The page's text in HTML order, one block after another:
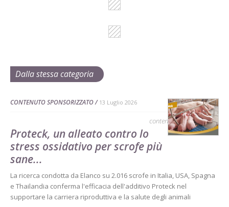
Dalla stessa categoria
CONTENUTO SPONSORIZZATO 13 Luglio 2026
contenuto sponsorizzato
Proteck, un alleato contro lo
stress ossidativo per scrofe più
sane...
La ricerca condotta da Elanco su 2.016 scrofe in Italia, USA, Spagna
e Thailandia conferma l'efficacia dell'additivo Proteck nel
supportare la carriera riproduttiva e la salute degli animali